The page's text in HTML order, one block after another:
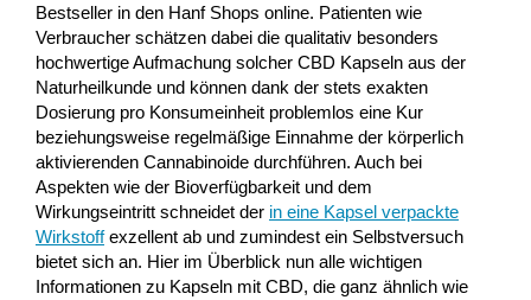
Bestseller in den Hanf Shops online. Patienten wie
Verbraucher schätzen dabei die qualitativ besonders
hochwertige Aufmachung solcher CBD Kapseln aus der
Naturheilkunde und können dank der stets exakten
Dosierung pro Konsumeinheit problemlos eine Kur
beziehungsweise regelmäßige Einnahme der körperlich
aktivierenden Cannabinoide durchführen. Auch bei
Aspekten wie der Bioverfügbarkeit und dem
Wirkungseintritt schneidet der in eine Kapsel verpackte
Wirkstoffexzellent ab und zumindest ein Selbstversuch
bietet sich an. Hier im Überblick nun alle wichtigen
Informationen zu Kapseln mit CBD, die ganz ähnlich wie